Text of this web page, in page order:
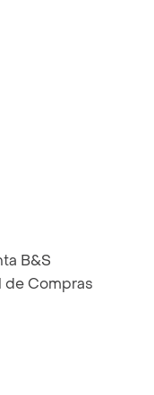
B&S
de Compras